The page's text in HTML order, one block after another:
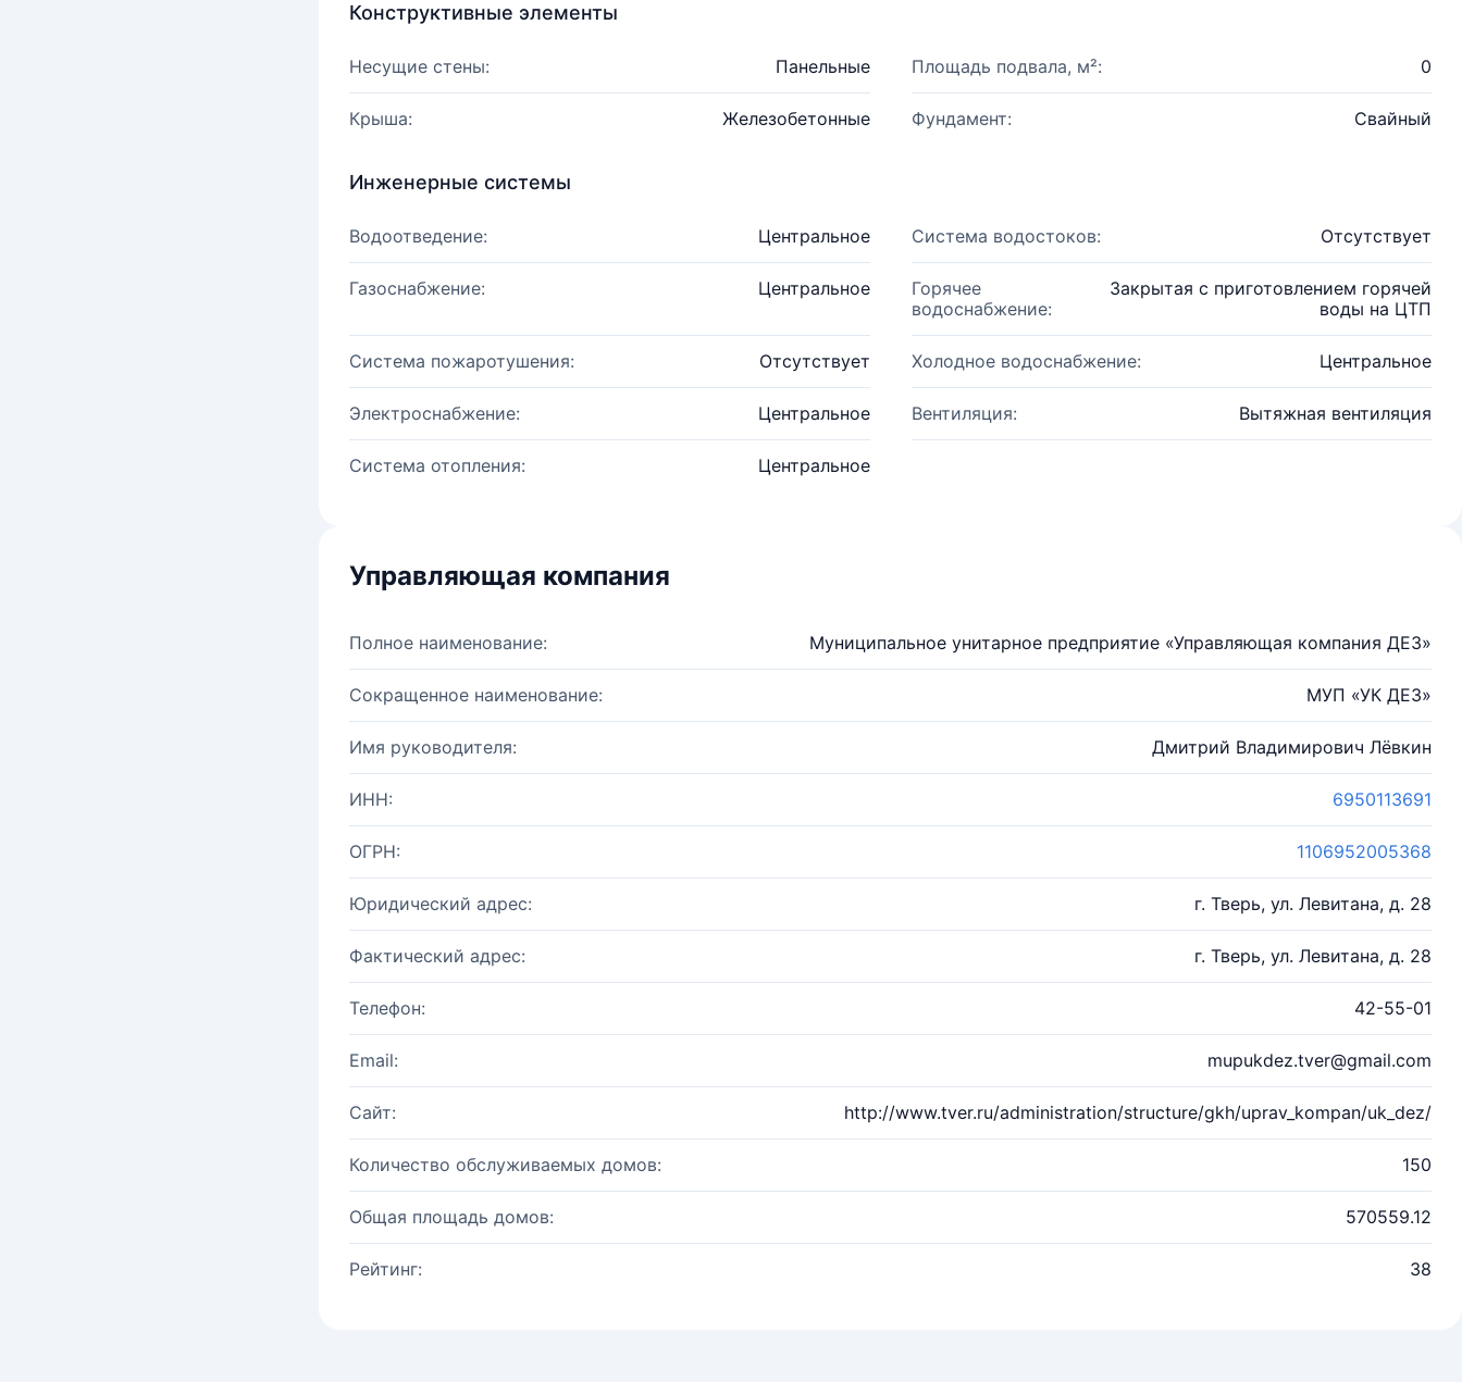
Конструктивные элементы
Несущие стены: Панельные Площадь подвала, м²: 0
Крыша: Железобетонные Фундамент: Свайный
Инженерные системы
Водоотведение: Центральное Система водостоков: Отсутствует
Газоснабжение: Центральное
Горячее
водоснабжение:
Закрытая с приготовлением горячей
воды на ЦТП
Система пожаротушения: Отсутствует Холодное водоснабжение: Центральное
Электроснабжение: Центральное Вентиляция: Вытяжная вентиляция
Система отопления: Центральное
Управляющая компания
Полное наименование: Муниципальное унитарное предприятие «Управляющая компания ДЕЗ»
Сокращенное наименование: МУП «УК ДЕЗ»
Имя руководителя: Дмитрий Владимирович Лёвкин
ИНН: 6950113691
ОГРН: 1106952005368
Юридический адрес: г. Тверь, ул. Левитана, д. 28
Фактический адрес: г. Тверь, ул. Левитана, д. 28
Телефон: 42-55-01
Email: mupukdez.tver@gmail.com
Сайт: http://www.tver.ru/administration/structure/gkh/uprav_kompan/uk_dez/
Количество обслуживаемых домов: 150
Общая площадь домов: 570559.12
Рейтинг: 38